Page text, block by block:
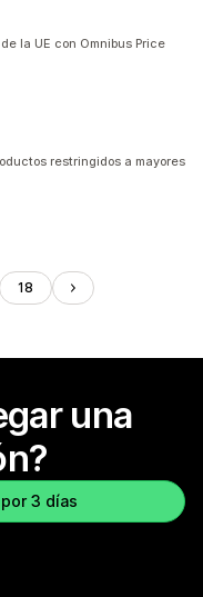
la UE con Omnibus Price
restringidos a mayores
18
una
3 días